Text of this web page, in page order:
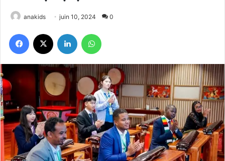
anakids juin 10, 2024 0
Facebook Linkedin